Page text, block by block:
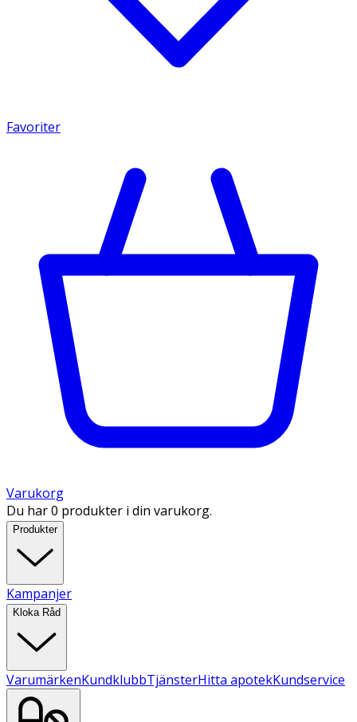
Favoriter
Varukorg
Du har 0 produkter i din varukorg.
Produkter
Kampanjer
Kloka Råd
VarumärkenKundklubbTjänsterHitta apotekKundservice